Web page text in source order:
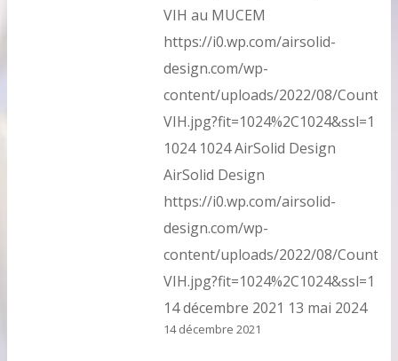
VIH au MUCEM
https://i0.wp.com/airsolid-
design.com/wp-
content/uploads/2022/08/Counter-
VIH.jpg?fit=1024%2C1024&ssl=1
1024 1024 AirSolid Design
AirSolid Design
https://i0.wp.com/airsolid-
design.com/wp-
content/uploads/2022/08/Counter-
VIH.jpg?fit=1024%2C1024&ssl=1
14 décembre 2021 13 mai 2024
14 décembre 2021